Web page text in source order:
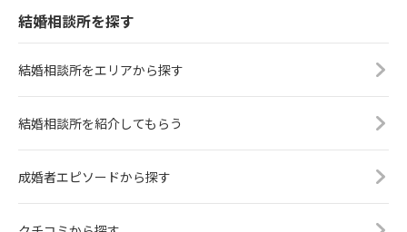
結婚相談所を探す
結婚相談所をエリアから探す
結婚相談所を紹介してもらう
成婚者エピソードから探す